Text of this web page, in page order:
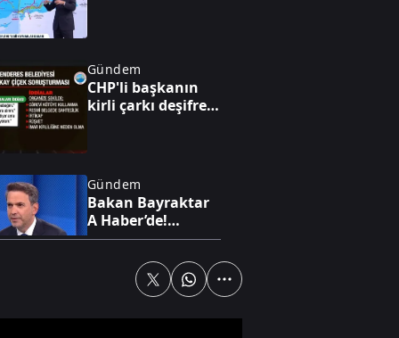
oyunu değiştiriyor
Gündem
CHP'li başkanın
kirli çarkı deşifre
Gündem
Bakan Bayraktar
A Haber’de!
Karadeniz'de yeni
Türkiye
Bulgaristan'da
Bakan Bayraktar